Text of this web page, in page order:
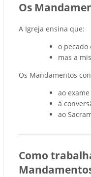
Os
A Igreja ensina que:
o pecado
mas a
Os Mandamentos
ao
à
ao
Como